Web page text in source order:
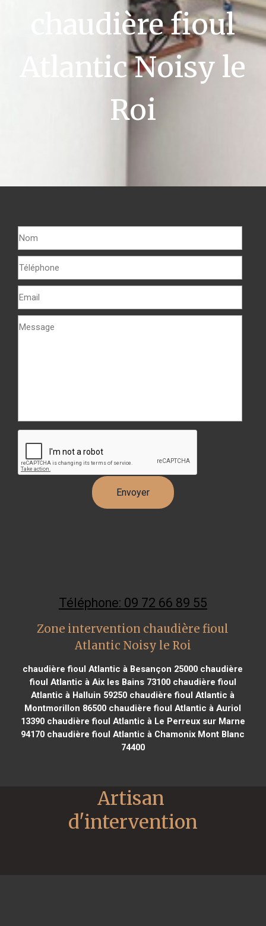
chaudière fioul
Atlantic Noisy le
Roi
Téléphone: 09 72 66 89 55
Zone intervention chaudière fioul
Atlantic Noisy le Roi
chaudière fioul Atlantic à Besançon 25000 chaudière
fioul Atlantic à Aix les Bains 73100chaudière fioul
Atlantic à Halluin 59250 chaudière fioul Atlantic à
Montmorillon 86500 chaudière fioul Atlantic à Auriol
13390chaudière fioul Atlantic à Le Perreux sur Marne
94170 chaudière fioul Atlantic à Chamonix Mont Blanc
74400
Artisan
d'intervention